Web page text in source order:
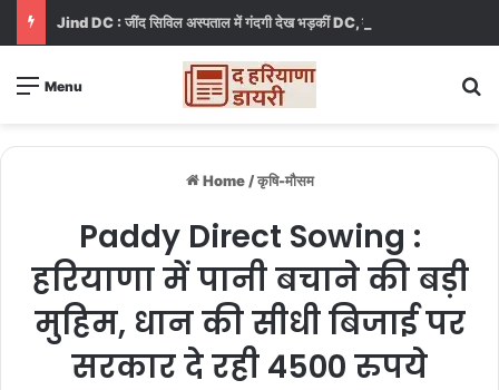
Menu
Home / कृषि-मौसम
Paddy Direct Sowing :
हरियाणा में पानी बचाने की बड़ी
मुहिम, धान की सीधी बिजाई पर
सरकार दे रही 4500 रुपये